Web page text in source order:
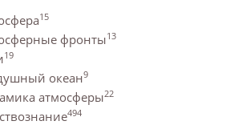
15
фронты13
19
океан9
атмосферы22
494